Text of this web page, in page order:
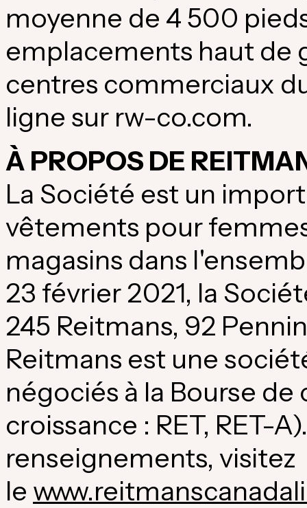
moyenne de 4 500
emplacements haut de
centres commerciaux
ligne sur rw-co.com.
À PROPOS DE
La Société est un
vêtements pour
magasins dans
23 février 2021, la
245 Reitmans, 92
Reitmans est une
négociés à la Bourse de
croissance : RET, RET-
renseignements, visitez
le